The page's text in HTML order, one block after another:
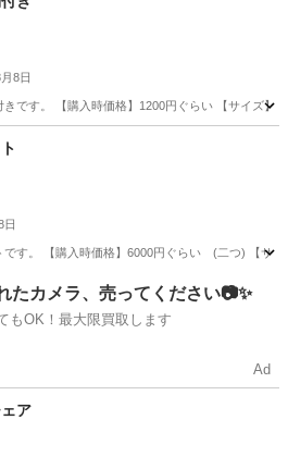
8日
です。 【購入時価格】1200円ぐらい 【サイズ
日
です。 【購入時価格】6000円ぐらい (二つ) 【サ
収納家具
たカメラ、売ってください📷✨
もOK！最大限買取します
Ad
ア